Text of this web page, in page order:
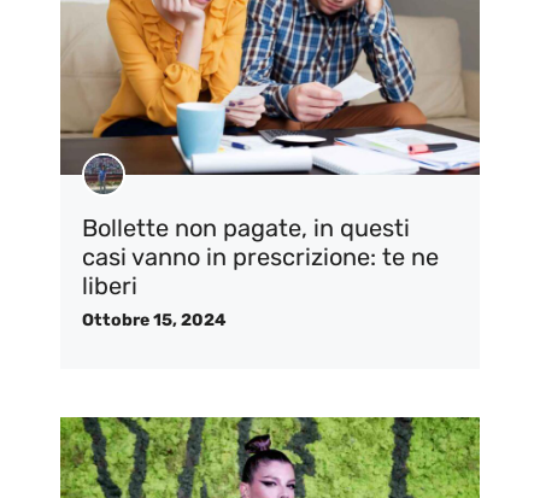
Bollette non pagate, in questi
casi vanno in prescrizione: te ne
liberi
Ottobre 15, 2024